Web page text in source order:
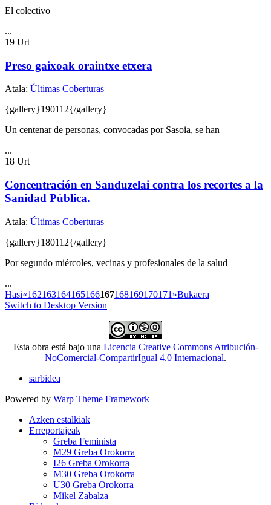
El colectivo
...
19 Urt
Preso gaixoak oraintxe etxera
Atala: Últimas Coberturas
{gallery}190112{/gallery}
Un centenar de personas, convocadas por Sasoia, se han
...
18 Urt
Concentración en Sanduzelai contra los recortes a la
Sanidad Pública.
Atala: Últimas Coberturas
{gallery}180112{/gallery}
Por segundo miércoles, vecinas y profesionales de la salud
...
Hasi«162163164165166167168169170171 »Bukaera
Switch to Desktop Version
Esta obra está bajo una Licencia Creative Commons Atribución-
NoComercial-CompartirIgual 4.0 Internacional.
sarbidea
Powered by Warp Theme Framework
Azken estalkiak
Erreportajeak
Greba Feminista
M29 Greba Orokorra
I26 Greba Orokorra
M30 Greba Orokorra
U30 Greba Orokorra
Mikel Zabalza